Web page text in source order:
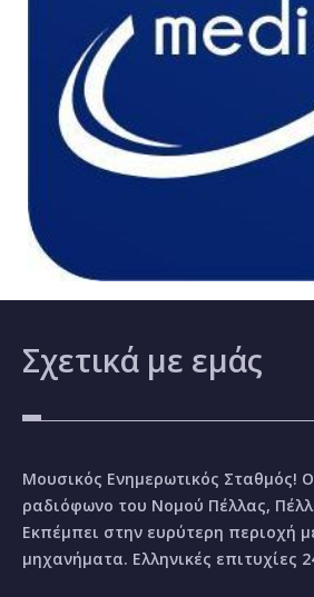
Σχετικά με εμάς
Μουσικός Ενημερωτικός Σταθμός!
ραδιόφωνο του Νομού Πέλλας,
Εκπέμπει στην ευρύτερη περιοχή
μηχανήματα. Ελληνικές επιτυχίες